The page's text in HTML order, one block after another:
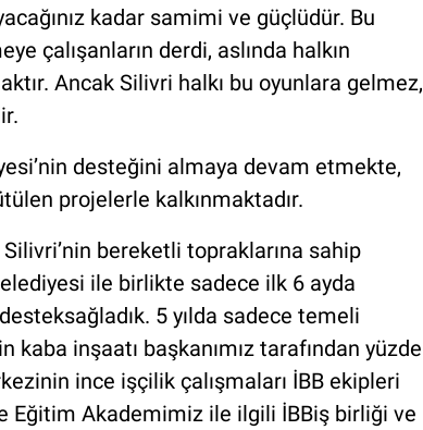
kadar samimi ve güçlüdür. Bu
çalışanların derdi, aslında halkın
Ancak Silivri halkı bu oyunlara gelmez,
desteğini almaya devam etmekte,
projelerle kalkınmaktadır.
bereketli topraklarına sahip
ile birlikte sadece ilk 6 ayda
5 yılda sadece temeli
inşaatı başkanımız tarafından yüzde
ince işçilik çalışmaları İBB ekipleri
Eğitim Akademimiz ile ilgili İBBiş birliği ve